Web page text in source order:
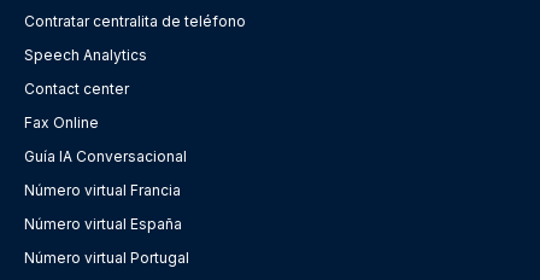
Contratar centralita de teléfono
Speech Analytics
Contact center
Fax Online
Guía IA Conversacional
Número virtual Francia
Número virtual España
Número virtual Portugal